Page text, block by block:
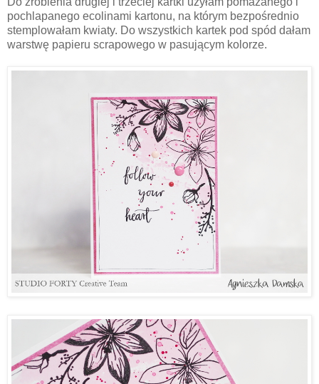
pochlapanego ecolinami kartonu, na którym bezpośrednio
stemplowałam kwiaty. Do wszystkich kartek pod spód dałam
warstwę papieru scrapowego w pasującym kolorze.